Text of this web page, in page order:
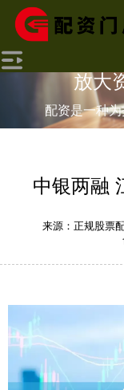
放大
配资是一种
中银两融
来源：正规股票